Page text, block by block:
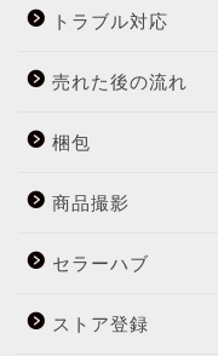
トラブル対応
売れた後の流れ
梱包
商品撮影
セラーハブ
ストア登録